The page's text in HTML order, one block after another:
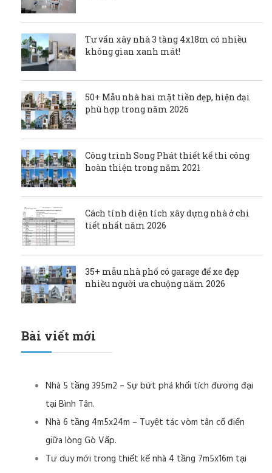
Tư vấn xây nhà 3 tầng 4x18m có nhiều
không gian xanh mát!
50+ Mẫu nhà hai mặt tiền đẹp, hiện đại
phù hợp trong năm 2026
Công trình Song Phát thiết kế thi công
hoàn thiện trong năm 2021
Cách tính diện tích xây dựng nhà ở chi
tiết nhất năm 2026
35+ mẫu nhà phố có garage để xe đẹp
nhiều người ưa chuộng năm 2026
Bài viết mới
Nhà 5 tầng 395m2 – Sự bứt phá khối tích đương đại
tại Bình Tân.
Nhà 6 tầng 4m5x24m – Tuyệt tác vòm tân cổ điển
giữa lòng Gò Vấp.
Tư duy mới trong thiết kế nhà 4 tầng 7m5x16m tại